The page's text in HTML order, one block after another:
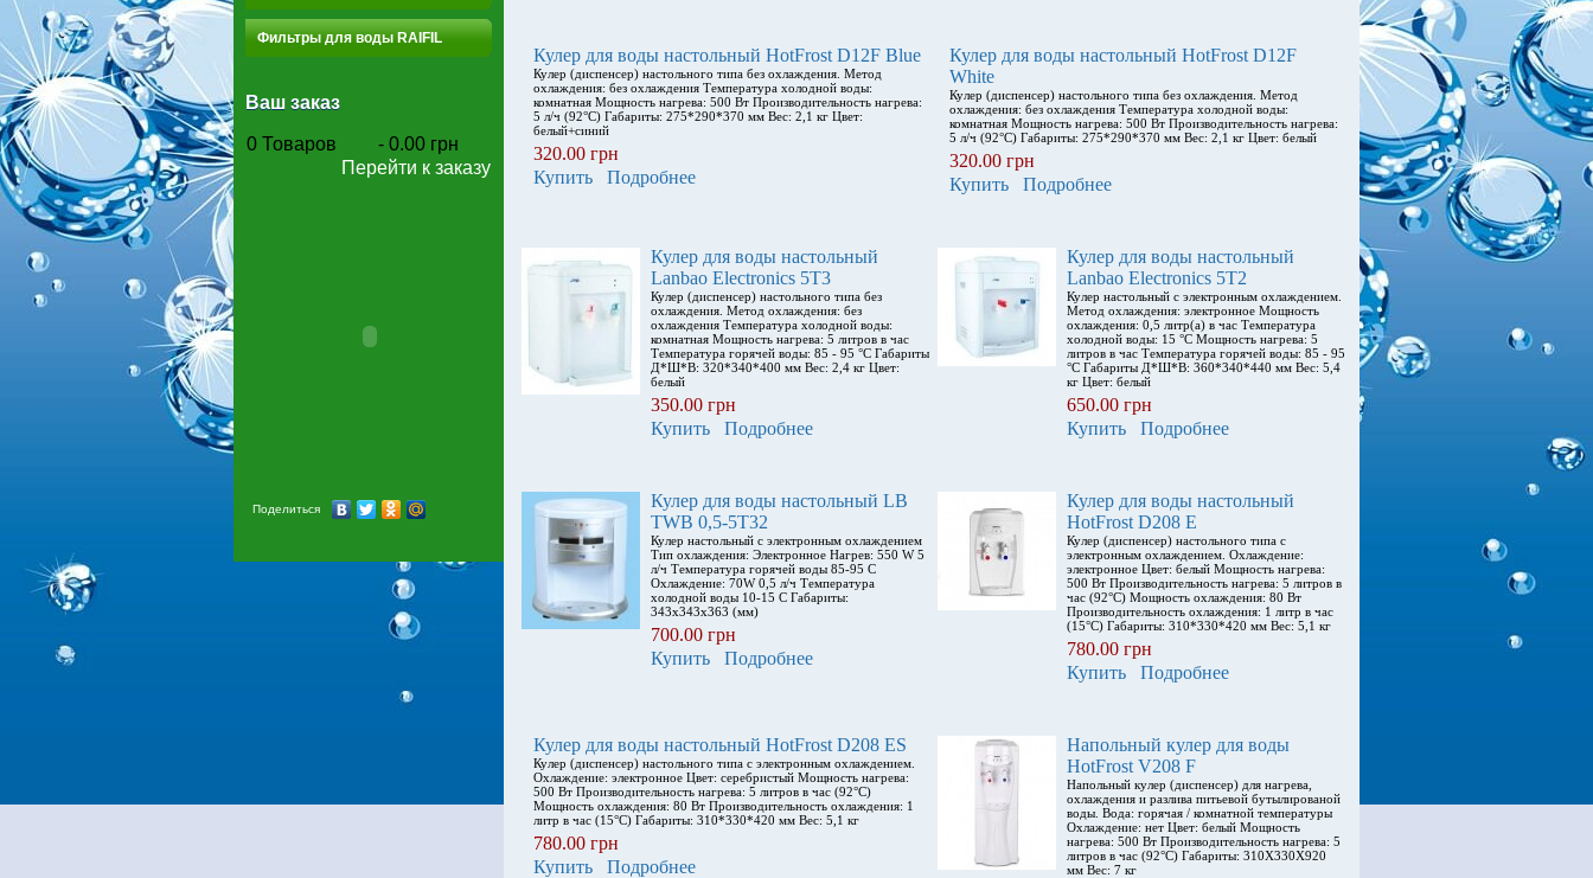
Фильтры для воды RAIFIL
Ваш заказ
0 Товаров - 0.00 грн
Перейти к заказу
Поделиться
Кулер для воды настольный HotFrost D12F Blue
Кулер (диспенсер) настольного типа без охлаждения. Метод
охлаждения: без охлаждения Температура холодной воды:
комнатная Мощность нагрева: 500 Вт Производительность нагрева:
5 л/ч (92°С) Габариты: 275*290*370 мм Вес: 2,1 кг Цвет:
белый+синий
320.00 грн
Купить
Подробнее
Кулер для воды настольный HotFrost D12F
White
Кулер (диспенсер) настольного типа без охлаждения. Метод
охлаждения: без охлаждения Температура холодной воды:
комнатная Мощность нагрева: 500 Вт Производительность нагрева:
5 л/ч (92°С) Габариты: 275*290*370 мм Вес: 2,1 кг Цвет: белый
320.00 грн
Купить
Подробнее
Кулер для воды настольный
Lanbao Electronics 5T3
Кулер (диспенсер) настольного типа без
охлаждения. Метод охлаждения: без
охлаждения Температура холодной воды:
комнатная Мощность нагрева: 5 литров в час
Температура горячей воды: 85 - 95 °С Габариты
Д*Ш*В: 320*340*400 мм Вес: 2,4 кг Цвет:
белый
350.00 грн
Купить
Подробнее
Кулер для воды настольный
Lanbao Electronics 5T2
Кулер настольный с электронным охлаждением.
Метод охлаждения: электронное Мощность
охлаждения: 0,5 литр(а) в час Температура
холодной воды: 15 °С Мощность нагрева: 5
литров в час Температура горячей воды: 85 - 95
°С Габариты Д*Ш*В: 360*340*440 мм Вес: 5,4
кг Цвет: белый
650.00 грн
Купить
Подробнее
Кулер для воды настольный LB
TWB 0,5-5Т32
Кулер настольный с электронным охлаждением
Тип охлаждения: Электронное Нагрев: 550 W 5
л/ч Температура горячей воды 85-95 С
Охлаждение: 70W 0,5 л/ч Температура
холодной воды 10-15 С Габариты:
343x343x363 (мм)
700.00 грн
Купить
Подробнее
Кулер для воды настольный
HotFrost D208 E
Кулер (диспенсер) настольного типа с
электронным охлаждением. Охлаждение:
электронное Цвет: белый Мощность нагрева:
500 Вт Производительность нагрева: 5 литров в
час (92°С) Мощность охлаждения: 80 Вт
Производительность охлаждения: 1 литр в час
(15°С) Габариты: 310*330*420 мм Вес: 5,1 кг
780.00 грн
Купить
Подробнее
Кулер для воды настольный HotFrost D208 ES
Кулер (диспенсер) настольного типа с электронным охлаждением.
Охлаждение: электронное Цвет: серебристый Мощность нагрева:
500 Вт Производительность нагрева: 5 литров в час (92°С)
Мощность охлаждения: 80 Вт Производительность охлаждения: 1
литр в час (15°С) Габариты: 310*330*420 мм Вес: 5,1 кг
780.00 грн
Купить
Подробнее
Напольный кулер для воды
HotFrost V208 F
Напольный кулер (диспенсер) для нагрева,
охлаждения и разлива питьевой бутылированой
воды. Вода: горячая / комнатной температуры
Охлаждение: нет Цвет: белый Мощность
нагрева: 500 Вт Производительность нагрева: 5
литров в час (92°С) Габариты: 310X330X920
мм Вес: 7 кг